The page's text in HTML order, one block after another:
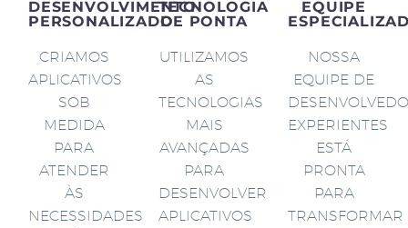
DESENVOLVIMENTO
PERSONALIZADO
CRIAMOS
APLICATIVOS
SOB
MEDIDA
PARA
ATENDER
ÀS
NECESSIDADES
TECNOLOGIA
DE PONTA
UTILIZAMOS
AS
TECNOLOGIAS
MAIS
AVANÇADAS
PARA
DESENVOLVER
APLICATIVOS
EQUIPE
NOSSA
EQUIPE DE
EXPERIENTES
ESTÁ
PRONTA
PARA
TRANSFORMAR